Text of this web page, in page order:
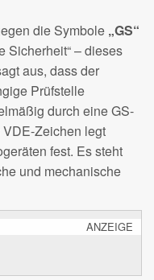
die Symbole „GS“
Sicherheit“ – dieses
aus, dass der
Prüfstelle
durch eine GS-
Zeichen legt
fest. Es steht
und mechanische
ANZEIGE